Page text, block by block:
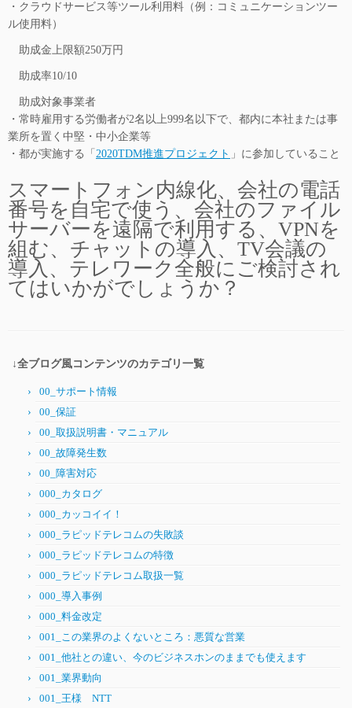
・クラウドサービス等ツール利用料（例：コミュニケーションツー
ル使用料）
助成金上限額250万円
助成率10/10
助成対象事業者
・常時雇用する労働者が2名以上999名以下で、都内に本社または事
業所を置く中堅・中小企業等
・都が実施する「 2020TDM推進プロジェクト 」に参加していること
スマートフォン内線化、会社の電話
番号を自宅で使う、会社のファイル
サーバーを遠隔で利用する、VPNを
組む、チャットの導入、TV会議の
導入、テレワーク全般にご検討され
てはいかがでしょうか？
↓全ブログ風コンテンツのカテゴリ一覧
00_サポート情報
00_保証
00_取扱説明書・マニュアル
00_故障発生数
00_障害対応
000_カタログ
000_カッコイイ！
000_ラピッドテレコムの失敗談
000_ラピッドテレコムの特徴
000_ラピッドテレコム取扱一覧
000_導入事例
000_料金改定
001_この業界のよくないところ：悪質な営業
001_他社との違い、今のビジネスホンのままでも使えます
001_業界動向
001_王様 NTT